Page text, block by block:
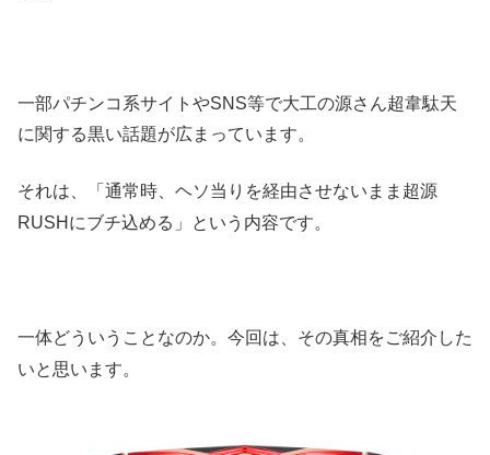
一部パチンコ系サイトやSNS等で大工の源さん超韋駄天
に関する黒い話題が広まっています。
それは、「通常時、ヘソ当りを経由させないまま超源
RUSH にブチ込める」という内容です。
一体どういうことなのか。今回は、その真相をご紹介した
いと思います。